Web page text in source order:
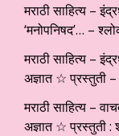
मराठी साहित्य –
‘मनोपनिषद’… –
मराठी साहित्य –
अज्ञात ☆ प्रस्तुती
मराठी साहित्य –
अज्ञात ☆ प्रस्तुती :